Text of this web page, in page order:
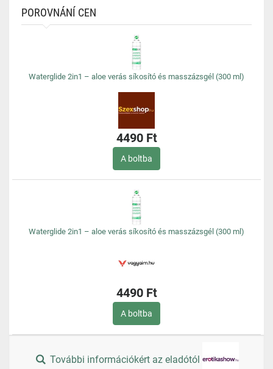
POROVNÁNÍ CEN
Waterglide 2in1 – aloe verás síkosító és masszázsgél (300 ml)
4490 Ft
A boltba
Waterglide 2in1 – aloe verás síkosító és masszázsgél (300 ml)
4490 Ft
A boltba
További információkért az eladótól